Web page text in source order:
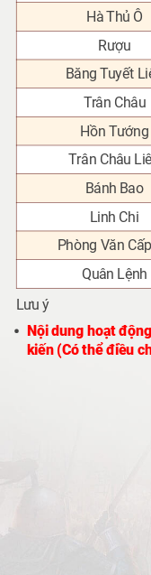
Hà Thủ Ô
Rượu
Băng Tuyết
Trân Châu
Hồn Tướng
Trân Châu
Bánh Bao
Linh Chi
Phòng Văn
Quân Lệnh
Lưu ý
Nội dung hoạt
kiến (Có thể điều